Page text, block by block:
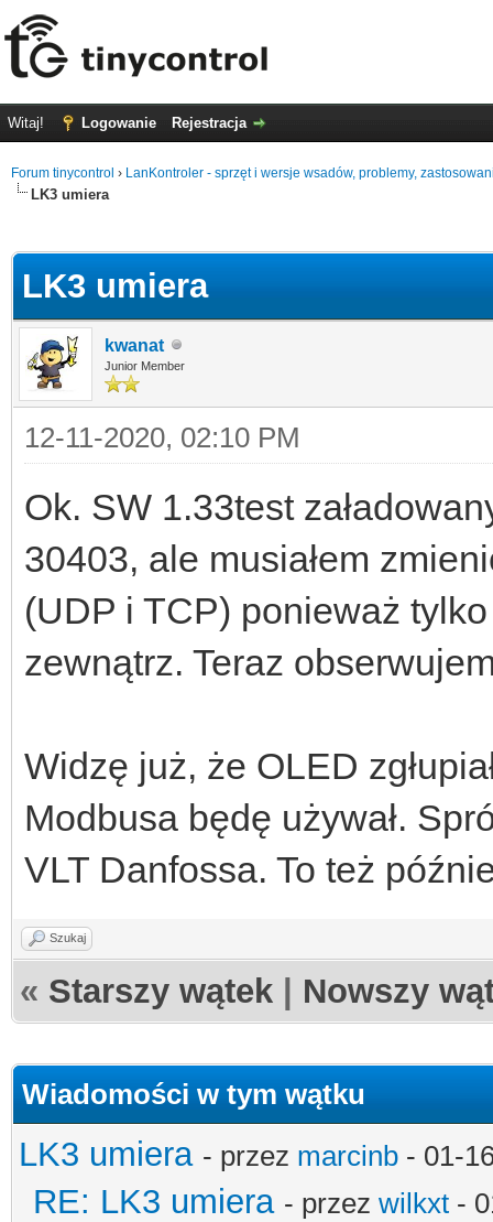
Witaj! Logowanie Rejestracja
Forum tinycontrol › LanKontroler - sprzęt i wersje wsadów, problemy,
LK3 umiera
LK3 umiera
kwanat
Junior Member
12-11-2020, 02:10 PM
Ok. SW 1.33test
30403, ale musiałem
(UDP i TCP) ponieważ
zewnątrz. Teraz
Widzę już, że OLED
Modbusa będę używał.
VLT Danfossa. To też
Szukaj
« Starszy wątek Nowszy
Wiadomości w tym wątku
LK3 umiera - przez marcinb - 01-
RE: LK3 umiera - przez wilkxt -